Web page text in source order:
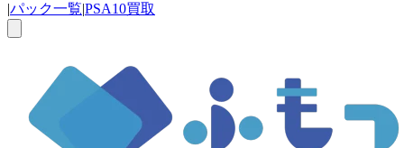
|パック一覧|PSA10買取